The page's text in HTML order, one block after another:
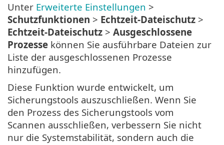
Unter Erweiterte Einstellungen >
Schutzfunktionen > Echtzeit-Dateischutz >
Echtzeit-Dateischutz > Ausgeschlossene
Prozesse können Sie ausführbare Dateien zur
Liste der ausgeschlossenen Prozesse
hinzufügen.
Diese Funktion wurde entwickelt, um
Sicherungstools auszuschließen. Wenn Sie
den Prozess des Sicherungstools vom
Scannen ausschließen, verbessern Sie nicht
nur die Systemstabilität, sondern auch die